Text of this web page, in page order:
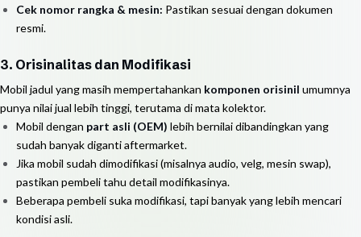
Cek nomor rangka & mesin: Pastikan sesuai dengan dokumen
resmi.
3. Orisinalitas dan Modifikasi
Mobil jadul yang masih mempertahankan komponen orisinil umumnya
punya nilai jual lebih tinggi, terutama di mata kolektor.
Mobil dengan part asli (OEM) lebih bernilai dibandingkan yang
sudah banyak diganti aftermarket.
Jika mobil sudah dimodifikasi (misalnya audio, velg, mesin swap),
pastikan pembeli tahu detail modifikasinya.
Beberapa pembeli suka modifikasi, tapi banyak yang lebih mencari
kondisi asli.